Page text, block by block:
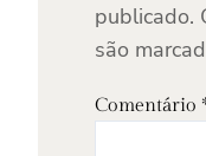
publicado.
são
Comentário